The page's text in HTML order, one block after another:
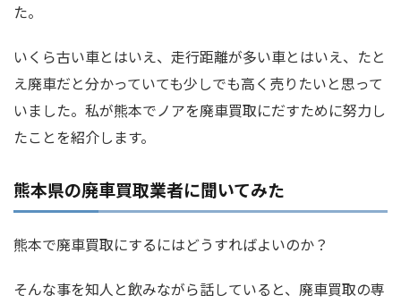
た。
いくら古い車とはいえ、走行距離が多い車とはいえ、たと
え廃車だと分かっていても少しでも高く売りたいと思って
いました。私が熊本でノアを廃車買取にだすために努力し
たことを紹介します。
熊本県の廃車買取業者に聞いてみた
熊本で廃車買取にするにはどうすればよいのか？
そんな事を知人と飲みながら話していると、廃車買取の専